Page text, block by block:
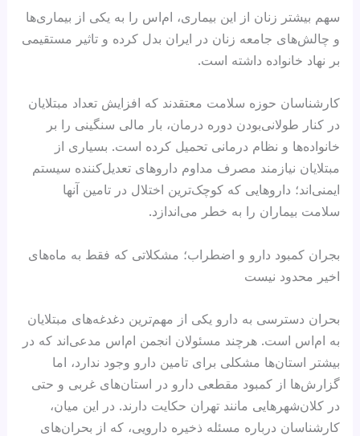
سهم بیشتر زنان از این بیماری، ام‌اس را به یکی از بیماری‌ها
و چالش‌های جامعه زنان در ایران بدل کرده و تاثیر مستقیمی
بر نهاد خانواده داشته است.
کارشناسان حوزه سلامت معتقدند که افزایش تعداد مبتلایان
در کنار طولانی‌بودن دوره درمان، بار مالی سنگینی را بر
خانواده‌ها و نظام درمانی تحمیل کرده است. بسیاری از
مبتلایان نیازمند مصرف مداوم داروهای تعدیل‌کننده سیستم
ایمنی‌اند؛ داروهایی که کوچک‌ترین اختلال در تامین آنها
سلامت بیماران را به خطر می‌اندازد.
بجران کمبود دارو و اضطراب؛ مشکلاتی که فقط به ماه‌های
اخیر محدود نیست
بحران دسترسی به دارو یکی از مهم‌ترین دغدغه‌های مبتلایان
به ام‌اس است. هرچند مسئولان انجمن ام‌اس مدعی‌اند که در
بیشتر استان‌ها مشکلی برای تامین دارو وجود ندارد، اما
گزارش‌ها از کمبود مقطعی دارو در استان‌های غربی و حتی
در کلان‌شهرهایی مانند تهران حکایت دارند. در این میان،
کارشناسان درباره مسئله ذخیره دارویی، که از بحران‌های